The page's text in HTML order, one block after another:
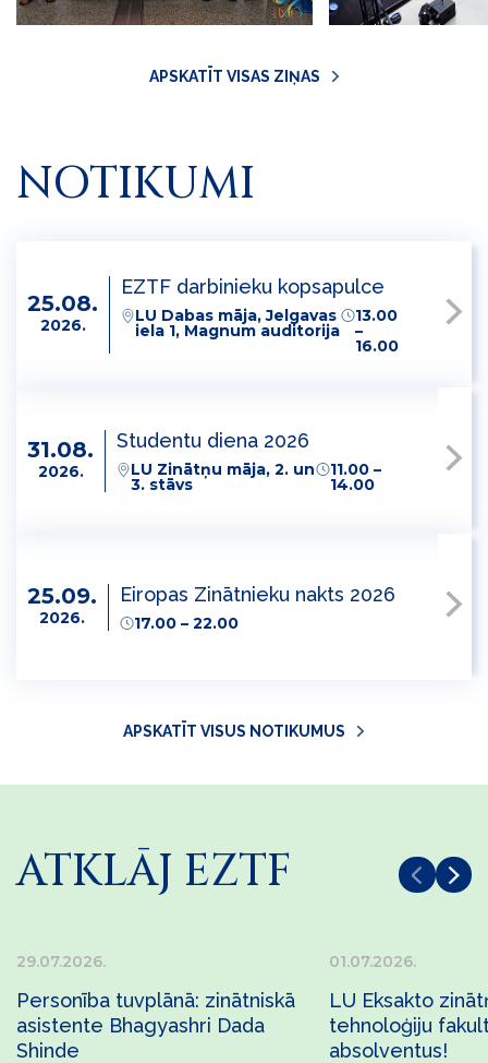
APSKATĪT VISAS ZIŅAS
NOTIKUMI
25.08.
2026.
EZTF darbinieku kopsapulce
LU Dabas māja, Jelgavas
iela 1, Magnum auditorija
13.00
–
16.00
31.08.
2026.
Studentu diena 2026
LU Zinātņu māja, 2. un
3. stāvs
11.00 –
14.00
25.09.
2026.
Eiropas Zinātnieku nakts 2026
17.00 – 22.00
APSKATĪT VISUS NOTIKUMUS
ATKLĀJ EZTF
29.07.2026.
Personība tuvplānā: zinātniskā
asistente Bhagyashri Dada
Shinde
01.07.2026.
LU Eksakto
tehnoloģiju
absolventus!